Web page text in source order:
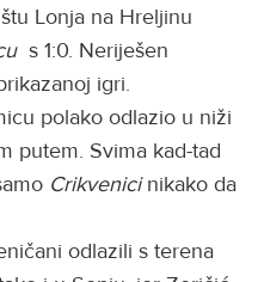
Lonja na Hreljinu
s 1:0. Neriješen
igri.
polako odlazio u niži
putem. Svima kad-tad
Crikvenicinikako da
odlazili s terena